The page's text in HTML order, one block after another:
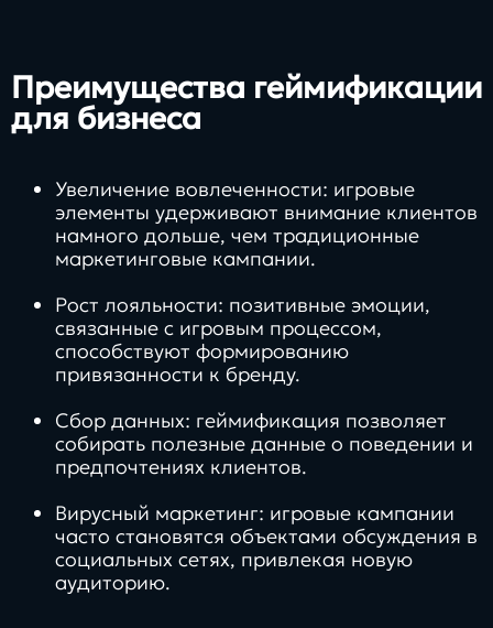
Преимущества геймификации
для бизнеса
Увеличение вовлеченности: игровые
элементы удерживают внимание клиентов
намного дольше, чем традиционные
маркетинговые кампании.
Рост лояльности: позитивные эмоции,
связанные с игровым процессом,
способствуют формированию
привязанности к бренду.
Сбор данных: геймификация позволяет
собирать полезные данные о поведении и
предпочтениях клиентов.
Вирусный маркетинг: игровые кампании
часто становятся объектами обсуждения в
социальных сетях, привлекая новую
аудиторию.